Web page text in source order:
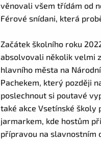
věnovali všem třídám od
Férové snídani, která
Začátek školního roku
absolvovali několik velmi
hlavního města na
Pachekem, který později
poslechnout si poutavé
také akce Vsetínské školy
jarmarkem, kde hostům
přípravou na slavnostním